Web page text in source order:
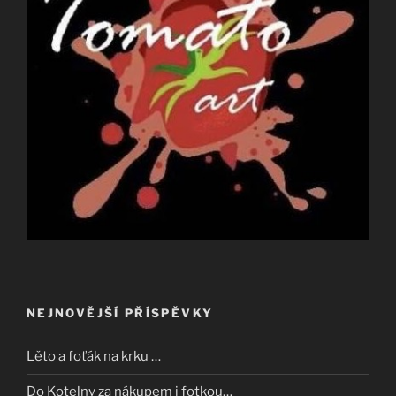
NEJNOVĚJŠÍ PŘÍSPĚVKY
Lěto a foťák na krku …
Do Kotelny za nákupem i fotkou…